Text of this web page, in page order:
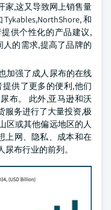
家,这又导致网上销售量
和
供个性化的产品建议,
的需求,提高了品牌的
加强了成人尿布的在线
供了更多的便利,他们
布。 此外,亚马逊和沃
服务进行了大量投资,极
区或其他偏远地区的人
上网、隐私、成本和在
布行业的前列。